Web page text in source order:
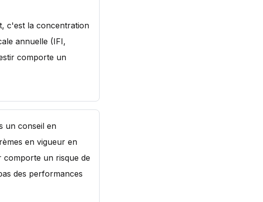
c'est la concentration
annuelle (IFI,
comporte un
un conseil en
en vigueur en
comporte un risque de
des performances